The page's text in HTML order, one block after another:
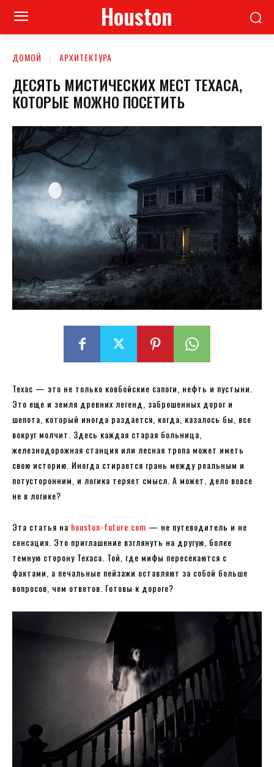
Houston
ДОМОЙ АРХИТЕКТУРА
ДЕСЯТЬ МИСТИЧЕСКИХ МЕСТ ТЕХАСА,
КОТОРЫЕ МОЖНО ПОСЕТИТЬ
Техас — это не только ковбойские сапоги, нефть и пустыни.
Это еще и земля древних легенд, заброшенных дорог и
шепота, который иногда раздается, когда, казалось бы, все
вокруг молчит. Здесь каждая старая больница,
железнодорожная станция или лесная тропа может иметь
свою историю. Иногда стирается грань между реальным и
потусторонним, и логика теряет смысл. А может, дело вовсе
не в логике?
Эта статья на houston-future.com — не путеводитель и не
сенсация. Это приглашение взглянуть на другую, более
темную сторону Техаса. Той, где мифы пересекаются с
фактами, а печальные пейзажи оставляют за собой больше
вопросов, чем ответов. Готовы к дороге?